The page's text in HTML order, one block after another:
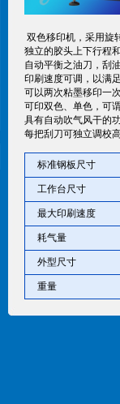
双色移印机，采用旋
独立的胶头上下行程
自动平衡之油刀，刮
印刷速度可调，以满
可以两次粘墨移印一
可印双色、单色，可
具有自动吹气风干的
每把刮刀可独立调校
标准钢板尺寸
工作台尺寸
最大印刷速度
耗气量
外型尺寸
重量